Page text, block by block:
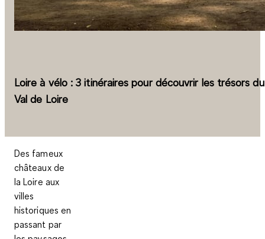
Loire à vélo : 3 itinéraires pour découvrir les trésors du
Val de Loire
Des fameux
châteaux de
la Loire aux
villes
historiques en
passant par